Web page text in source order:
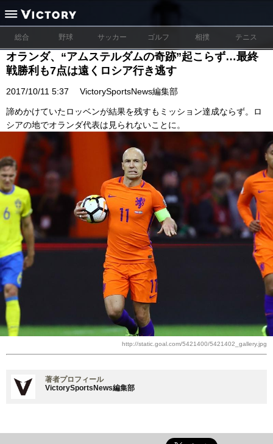
総合 野球 サッカー ゴルフ 相撲 テニス
オランダ、“アムステルダムの奇跡”起こらず…最終
戦勝利も7点は遠くロシア行き逃す
2017/10/11 5:37 VictorySportsNews編集部
諦めかけていたロッベンが結果を残すもミッション達成ならず。ロ
シアの地でオランダ代表は見られないことに。
http://static.goal.com/5421400/5421402_gallery.jpg
著者プロフィール
VictorySportsNews編集部